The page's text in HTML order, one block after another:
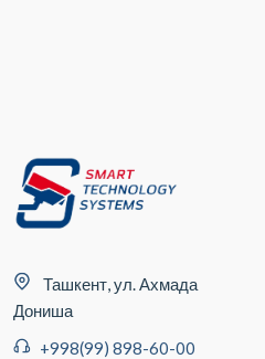
Ташкент, ул. Ахмада
Дониша
+998(99) 898-60-00